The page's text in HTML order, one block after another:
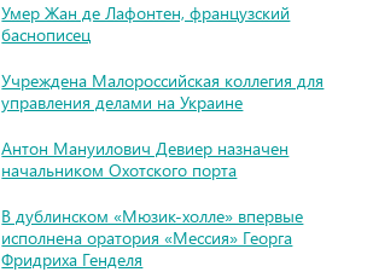
Умер Жан де Лафонтен, французский
баснописец
Учреждена Малороссийская коллегия для
управления делами на Украине
Антон Мануилович Девиер назначен
начальником Охотского порта
В дублинском «Мюзик-холле» впервые
исполнена оратория «Мессия» Георга
Фридриха Генделя